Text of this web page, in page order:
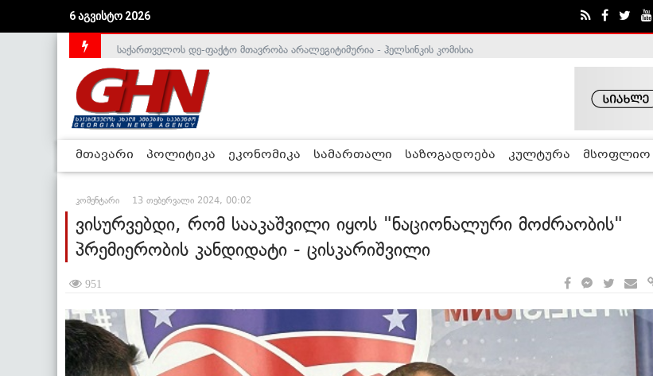
6 აგვისტო 2026
საქართველოს დე-ფაქტო მთავრობა არალეგიტიმურია - ჰელსინკის კომისია
მთავარი პოლიტიკა ეკონომიკა სამართალი საზოგადოება კულტურა მსოფლიო
კომენტარი 13 თებერვალი 2024, 00:02
ვისურვებდი, რომ სააკაშვილი იყოს "ნაციონალური მოძრაობის"
პრემიერობის კანდიდატი - ცისკარიშვილი
951